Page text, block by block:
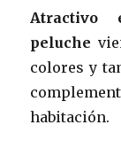
Atractivo
peluche
colores y
habitación.